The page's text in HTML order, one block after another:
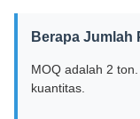
Berapa Jumlah
MOQ adalah 2
kuantitas.